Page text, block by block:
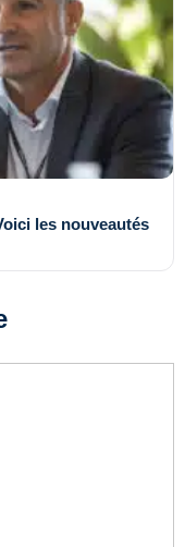
les nouveautés